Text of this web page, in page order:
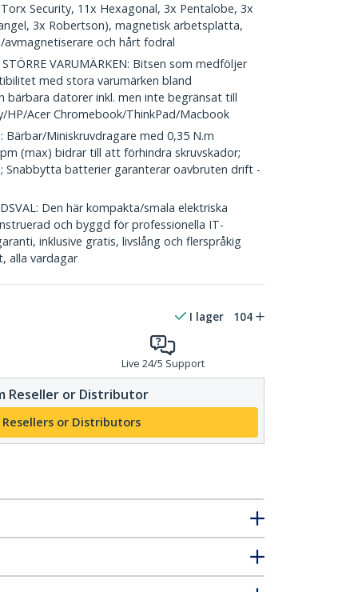
Security, 11x Hexagonal, 3x Pentalobe, 3x
3x Robertson), magnetisk arbetsplatta,
och hårt fodral
STÖRRE VARUMÄRKEN: Bitsen som medföljer
med stora varumärken bland
datorer inkl. men inte begränsat till
HP/Acer Chromebook/ThinkPad/Macbook
Bärbar/Miniskruvdragare med 0,35 N.m
(max) bidrar till att förhindra skruvskador;
Snabbytta batterier garanterar oavbruten drift -
Den här kompakta/smala elektriska
och byggd för professionella IT-
inklusive gratis, livslång och flerspråkig
alla vardagar
I lager 104
Live 24/5 Support
Reseller or Distributor
Resellers or Distributors